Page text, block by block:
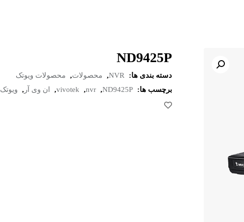
ND9425P
دسته بندی ها: NVR
, محصولات,
محصولات ویوتک
برچسب ها:
ND9425P
,
nvr
,
vivotek
, ان وی آر , ویوتک